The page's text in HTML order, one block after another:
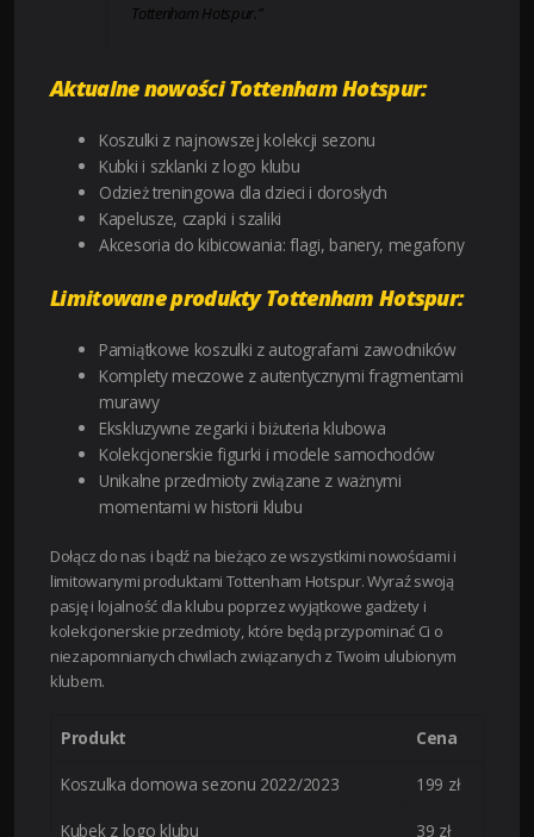
Tottenham Hotspur.”
Aktualne nowości Tottenham Hotspur:
Koszulki z najnowszej kolekcji sezonu
Kubki i szklanki z logo klubu
Odzież treningowa dla dzieci i dorosłych
Kapelusze, czapki i szaliki
Akcesoria do kibicowania: flagi, banery, megafony
Limitowane produkty Tottenham Hotspur:
Pamiątkowe koszulki z autografami zawodników
Komplety meczowe z autentycznymi fragmentami
murawy
Ekskluzywne zegarki i biżuteria klubowa
Kolekcjonerskie figurki i modele samochodów
Unikalne przedmioty związane z ważnymi
momentami w historii klubu
Dołącz do nas i bądź na bieżąco ze wszystkimi nowościami i
limitowanymi produktami Tottenham Hotspur. Wyraź swoją
pasję i lojalność dla klubu poprzez wyjątkowe gadżety i
kolekcjonerskie przedmioty, które będą przypominać Ci o
niezapomnianych chwilach związanych z Twoim ulubionym
klubem.
Produkt Cena
Koszulka domowa sezonu 2022/2023 199 zł
Kubek z logo klubu 39 zł